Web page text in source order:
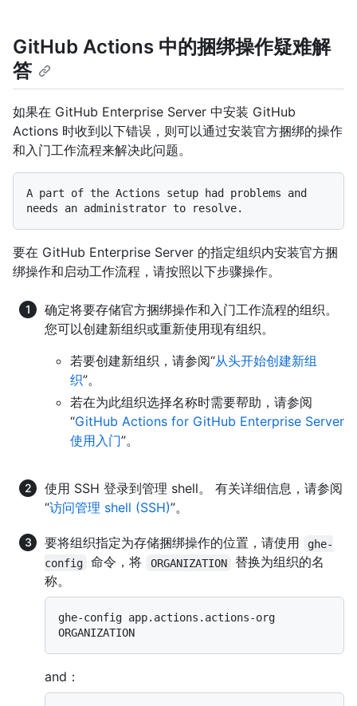
GitHub Actions 中的捆绑操作疑难解
答
如果在 GitHub Enterprise Server 中安装 GitHub
Actions 时收到以下错误，则可以通过安装官方捆绑的操作
和入门工作流程来解决此问题。
A part of the Actions setup had problems and
要在 GitHub Enterprise Server 的指定组织内安装官方捆
绑操作和启动工作流程，请按照以下步骤操作。
确定将要存储官方捆绑操作和入门工作流程的组织。
您可以创建新组织或重新使用现有组织。
若要创建新组织，请参阅“从头开始创建新组
织”。
若在为此组织选择名称时需要帮助，请参阅
“GitHub Actions for GitHub Enterprise Server
使用入门”。
使用 SSH 登录到管理 shell。 有关详细信息，请参阅
“访问管理 shell (SSH)”。
要将组织指定为存储捆绑操作的位置，请使用
ghe-
config
命令，将 ORGANIZATION
替换为组织的名
称。
ghe-config app.actions.actions-org
and：